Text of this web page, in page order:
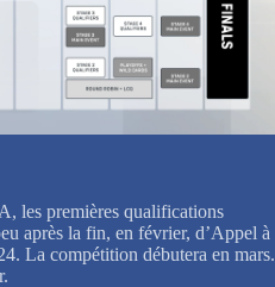
les premières qualifications
après la fin, en février, d’Appel à
La compétition débutera en mars.